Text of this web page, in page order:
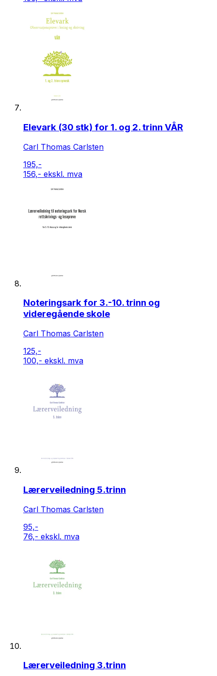
Elevark (30 stk) for 1. og 2. trinn VÅR
Carl Thomas Carlsten
195,-
156,- ekskl. mva
Noteringsark for 3.-10. trinn og
videregående skole
Carl Thomas Carlsten
125,-
100,- ekskl. mva
Lærerveiledning 5.trinn
Carl Thomas Carlsten
95,-
76,- ekskl. mva
Lærerveiledning 3.trinn